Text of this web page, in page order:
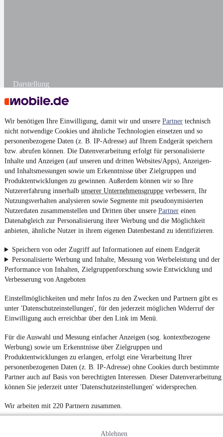
Wir benötigen Ihre Einwilligung, damit wir und unsere Partner technisch
nicht notwendige Cookies und ähnliche Technologien einsetzen und so
personenbezogene Daten (z. B. IP-Adresse) auf Ihrem Endgerät speichern
bzw. abrufen können. Die Datenverarbeitung erfolgt für personalisierte
Inhalte und Anzeigen (auf unseren und dritten Websites/Apps), Anzeigen-
und Inhaltsmessungen sowie um Erkenntnisse über Zielgruppen und
Produktentwicklungen zu gewinnen. Außerdem können wir so Ihre
Nutzererfahrung innerhalb unserer Unternehmensgruppe verbessern, Ihr
Nutzungsverhalten analysieren sowie Segmente mit pseudonymisierten
Nutzerdaten zusammenstellen und Dritten über unsere Partner einen
Datenabgleich zur Personalisierung ihrer Werbung und die Möglichkeit
anbieten, ähnliche Nutzer in ihrem eigenen Datenbestand zu identifizieren.
Speichern von oder Zugriff auf Informationen auf einem Endgerät
Personalisierte Werbung und Inhalte, Messung von Werbeleistung und der
Performance von Inhalten, Zielgruppenforschung sowie Entwicklung und
Verbesserung von Angeboten
Einstellmöglichkeiten und mehr Infos zu den Zwecken und Partnern gibt es
unter 'Datenschutzeinstellungen', für den jederzeit möglichen Widerruf der
Einwilligung auch erreichbar über den Link im Menü.
Für die Auswahl und Messung einfacher Anzeigen (sog. kontextbezogene
Werbung) sowie um Erkenntnisse über Zielgruppen und
Produktentwicklungen zu erlangen, erfolgt eine Verarbeitung Ihrer
personenbezogenen Daten (z. B. IP-Adresse) ohne Cookies durch bestimmte
Partner auch auf Basis von berechtigten Interessen. Dieser Datenverarbeitung
können Sie jederzeit unter 'Datenschutzeinstellungen' widersprechen.
Wir arbeiten mit 220 Partnern zusammen.
Ablehnen
Darstellung